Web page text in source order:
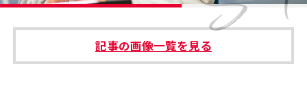
運営会社 プライバシーポリシー
本サイトご利用にあたって Cookie Settings
記事の画像一覧を見る